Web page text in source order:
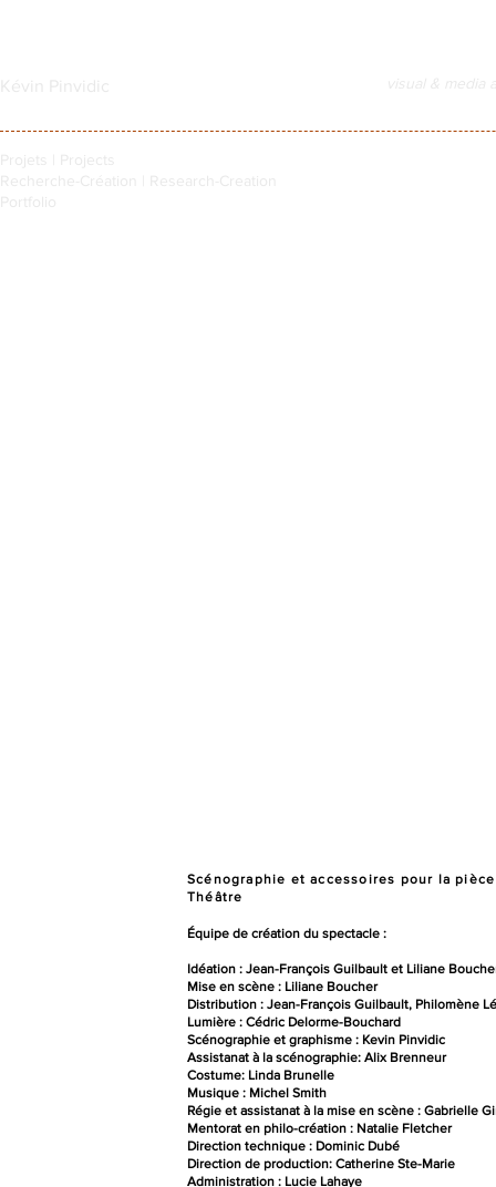
Scénographie et accessoires pour la
Théâtre
Équipe de création du spectacle :
Idéation : Jean-François Guilbault et Liliane
Mise en scène : Liliane Boucher
Distribution : Jean-François Guilbault, Philomène
Lumière : Cédric Delorme-Bouchard
Scénographie et graphisme : Kevin Pinvidic
Assistanat à la scénographie: Alix Brenneur
Costume: Linda Brunelle
Musique : Michel Smith
Régie et assistanat à la mise en scène : Gabrielle
Mentorat en philo-création : Natalie Fletcher
Direction technique : Dominic Dubé
Direction de production: Catherine Ste-Marie
Administration : Lucie Lahaye